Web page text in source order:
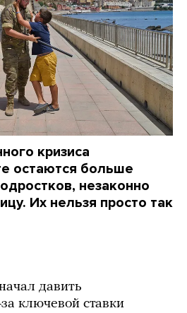
кризиса
остаются больше
незаконно
Их нельзя просто так
давить
ключевой ставки